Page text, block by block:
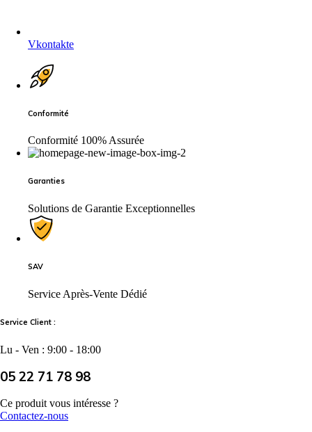
Vkontakte
Conformité
Conformité 100% Assurée
Garanties
Solutions de Garantie Exceptionnelles
SAV
Service Après-Vente Dédié
Service Client :
Lu - Ven : 9:00 - 18:00
05 22 71 78 98
Ce produit vous intéresse ?
Contactez-nous